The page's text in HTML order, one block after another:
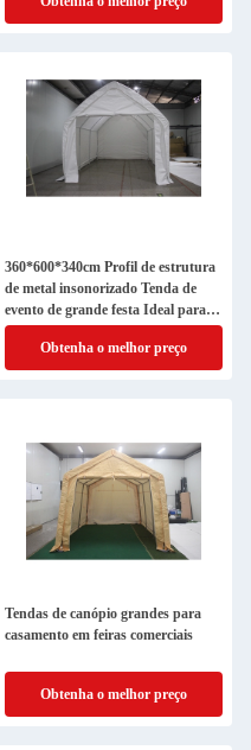
360*600*340cm Profil de estrutura
de metal insonorizado Tenda de
evento de grande festa Ideal para
casamentos
Obtenha o melhor preço
Tendas de canópio grandes para
casamento em feiras comerciais
Obtenha o melhor preço